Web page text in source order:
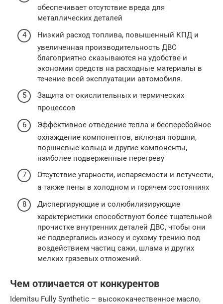
обеспечивает отсутствие вреда для
металлических деталей
Низкий расход топлива, повышенный КПД и
увеличенная производительность ДВС
благоприятно сказываются на удобстве и
экономии средств на расходные материалы в
течение всей эксплуатации автомобиля.
Защита от окислительных и термических
процессов
Эффективное отведение тепла и бесперебойное
охлаждение компонентов, включая поршни,
поршневые кольца и другие компоненты,
наиболее подверженные перегреву
Отсутствие угарности, испаряемости и летучести,
а также пены в холодном и горячем состояниях
Диспергирующие и солюбилизирующие
характеристики способствуют более тщательной
прочистке внутренних деталей ДВС, чтобы они
не подвергались износу и сухому трению под
воздействием частиц сажи, шлама и других
мелких грязевых отложений.
Чем отличается от конкурентов
Idemitsu Fully Synthetic – высококачественное масло,